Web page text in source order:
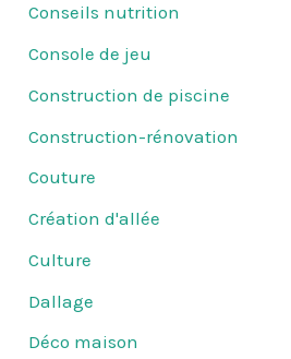
Conseils nutrition
Console de jeu
Construction de piscine
Construction-rénovation
Couture
Création d'allée
Culture
Dallage
Déco maison